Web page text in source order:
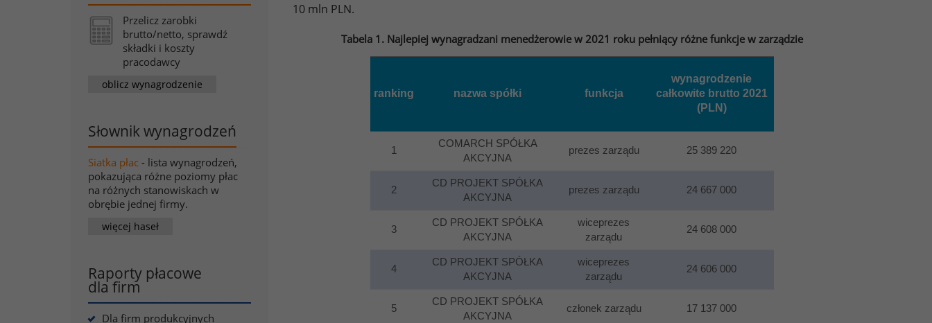
Przelicz zarobki
brutto/netto, sprawdź
składki i koszty
pracodawcy
oblicz wynagrodzenie
Słownik wynagrodzeń
Siatka płac - lista wynagrodzeń,
pokazująca różne poziomy płac
na różnych stanowiskach w
obrębie jednej firmy.
więcej haseł
Raporty płacowe
dla firm
Dla firm produkcyjnych
10 mln PLN.
Tabela 1. Najlepiej wynagradzani menedżerowie w 2021 roku pełniący różne funkcje w zarządzie
ranking nazwa spółki funkcja
wynagrodzenie
całkowite brutto 2021
(PLN)
1
COMARCH SPÓŁKA
AKCYJNA
prezes zarządu 25 389 220
2
CD PROJEKT SPÓŁKA
AKCYJNA
prezes zarządu 24 667 000
3
CD PROJEKT SPÓŁKA
AKCYJNA
wiceprezes
zarządu
24 608 000
4
CD PROJEKT SPÓŁKA
AKCYJNA
wiceprezes
zarządu
24 606 000
5
CD PROJEKT SPÓŁKA
AKCYJNA
członek zarządu 17 137 000